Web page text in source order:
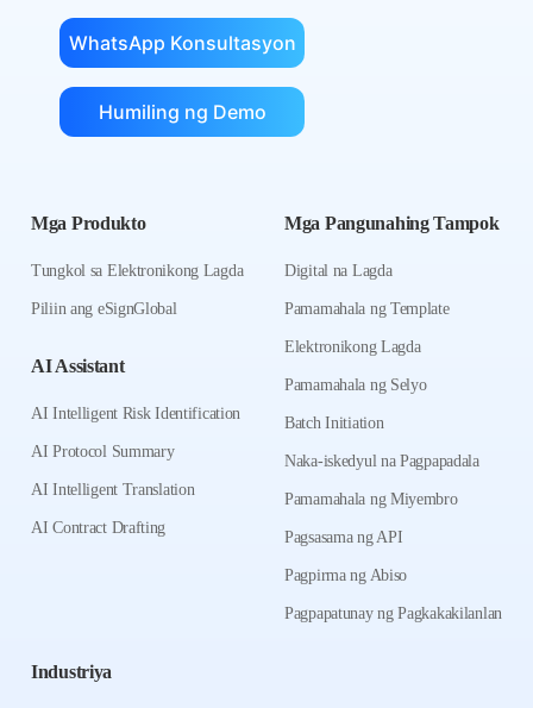
WhatsApp Konsultasyon
Humiling ng Demo
Mga Produkto
Tungkol sa Elektronikong Lagda
Piliin ang eSignGlobal
AI Assistant
AI Intelligent Risk Identification
AI Protocol Summary
AI Intelligent Translation
AI Contract Drafting
Mga Pangunahing Tampok
Digital na Lagda
Pamamahala ng Template
Elektronikong Lagda
Pamamahala ng Selyo
Batch Initiation
Naka-iskedyul na Pagpapadala
Pamamahala ng Miyembro
Pagsasama ng API
Pagpirma ng Abiso
Pagpapatunay ng Pagkakakilanlan
Industriya